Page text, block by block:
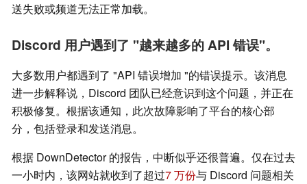
送失败或频道无法正常加载。
Discord 用户遇到了 "越来越多的 API 错误"。
大多数用户都遇到了 "API 错误增加 "的错误提示。该消息
进一步解释说，Discord 团队已经意识到这个问题，并正在
积极修复。根据该通知，此次故障影响了平台的核心部
分，包括登录和发送消息。
根据 DownDetector 的报告，中断似乎还很普遍。仅在过去
一小时内，该网站就收到了超过7 万份与 Discord 问题相关